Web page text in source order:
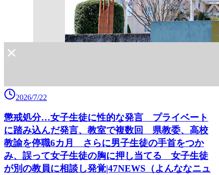
2026/7/22
懲戒処分…女子生徒に性的な発言 プライベート
に踏み込んだ発言、教室で複数回 県教委、高校
教諭を停職6カ月 さらに男子生徒の手首をつか
み、誤って女子生徒の胸に押し当てる 女子生徒
が別の教員に相談し発覚|47NEWS（よんななニュ